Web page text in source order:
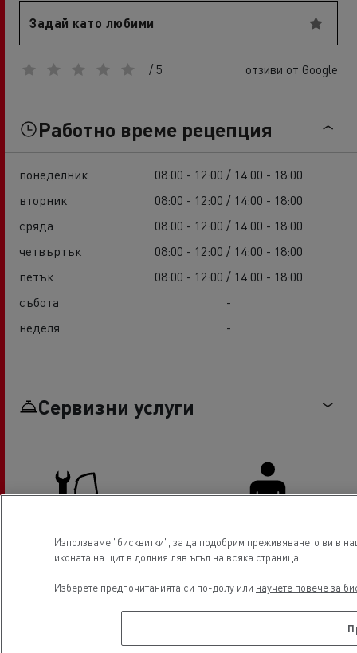
Задай като любими
/ 5 отзиви от Google
Работно време рецепция
понеделник
08:00 - 12:00 / 14:00 - 18:00
вторник
08:00 - 12:00 / 14:00 - 18:00
сряда
08:00 - 12:00 / 14:00 - 18:00
четвъртък
08:00 - 12:00 / 14:00 - 18:00
петък
08:00 - 12:00 / 14:00 - 18:00
събота
-
неделя
-
Сервизни услуги
Truck service and repair Driver Facilities
Използваме "бисквитки", за да подобрим преживяването ви в
иконата на щит в долния ляв ъгъл на всяка страница.
Изберете предпочитанията си по-долу или научете повече за